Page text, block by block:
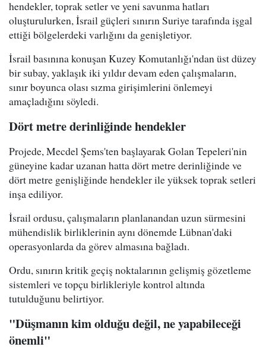
hendekler, toprak setler ve yeni savunma hatları
oluşturulurken, İsrail güçleri sınırın Suriye tarafında işgal
ettiği bölgelerdeki varlığını da genişletiyor.
İsrail basınına konuşan Kuzey Komutanlığı'ndan üst düzey
bir subay, yaklaşık iki yıldır devam eden çalışmaların,
sınır boyunca olası sızma girişimlerini önlemeyi
amaçladığını söyledi.
Dört metre derinliğinde hendekler
Projede, Mecdel Şems'ten başlayarak Golan Tepeleri'nin
güneyine kadar uzanan hatta dört metre derinliğinde ve
dört metre genişliğinde hendekler ile yüksek toprak setleri
inşa ediliyor.
İsrail ordusu, çalışmaların planlanandan uzun sürmesini
mühendislik birliklerinin aynı dönemde Lübnan'daki
operasyonlarda da görev almasına bağladı.
Ordu, sınırın kritik geçiş noktalarının gelişmiş gözetleme
sistemleri ve topçu birlikleriyle kontrol altında
tutulduğunu belirtiyor.
"Düşmanın kim olduğu değil, ne yapabileceği
önemli"